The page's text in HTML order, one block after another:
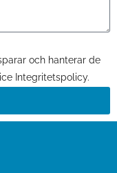
och hanterar de
Integritetspolicy.